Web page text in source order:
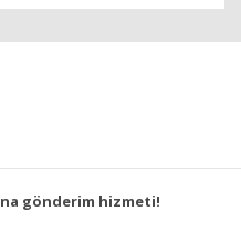
gönderim hizmeti!